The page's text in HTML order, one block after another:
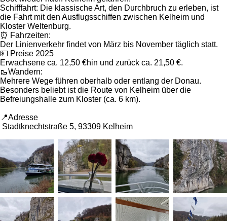
Schifffahrt: Die klassische Art, den Durchbruch zu erleben, ist
die Fahrt mit den Ausflugsschiffen zwischen Kelheim und
Kloster Weltenburg.
⏰️ Fahrzeiten:
Der Linienverkehr findet von März bis November täglich statt.
💵 Preise 2025
Erwachsene ca. 12,50 €hin und zurück ca. 21,50 €.
🥾Wandern:
Mehrere Wege führen oberhalb oder entlang der Donau.
Besonders beliebt ist die Route von Kelheim über die
Befreiungshalle zum Kloster (ca. 6 km).
📍Adresse
Stadtknechtstraße 5, 93309 Kelheim